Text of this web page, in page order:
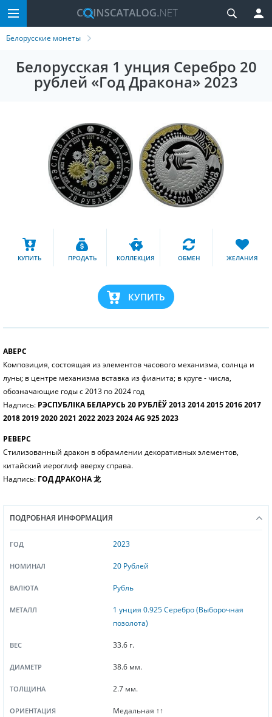
Белорусские монеты
Белорусская 1 унция Серебро 20
рублей «Год Дракона» 2023
КУПИТЬ ПРОДАТЬ КОЛЛЕКЦИЯ ОБМЕН ЖЕЛАНИЯ
КУПИТЬ
АВЕРС
Композиция, состоящая из элементов часового механизма, солнца и
луны; в центре механизма вставка из фианита; в круге - числа,
обозначающие годы с 2013 по 2024 год
Надпись: РЭСПУБЛІКА БЕЛАРУСЬ 20 РУБЛЁЎ 2013 2014 2015 2016 2017
2018 2019 2020 2021 2022 2023 2024 AG 925 2023
РЕВЕРС
Стилизованный дракон в обрамлении декоративных элементов,
китайский иероглиф вверху справа.
Надпись: ГОД ДРАКОНА 龙
ПОДРОБНАЯ ИНФОРМАЦИЯ
ГОД 2023
НОМИНАЛ 20 Рублей
ВАЛЮТА Рубль
МЕТАЛЛ
1 унция 0.925 Серебро (Выборочная
позолота)
ВЕС 33.6 г.
ДИАМЕТР 38.6 мм.
ТОЛЩИНА 2.7 мм.
ОРИЕНТАЦИЯ Медальная ↑↑